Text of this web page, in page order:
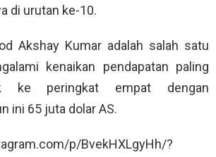
di urutan ke-10.
Akshay Kumar adalah salah satu
kenaikan pendapatan paling
ke peringkat empat dengan
ini 65 juta dolar AS.
p/BvekHXLgyHh/?